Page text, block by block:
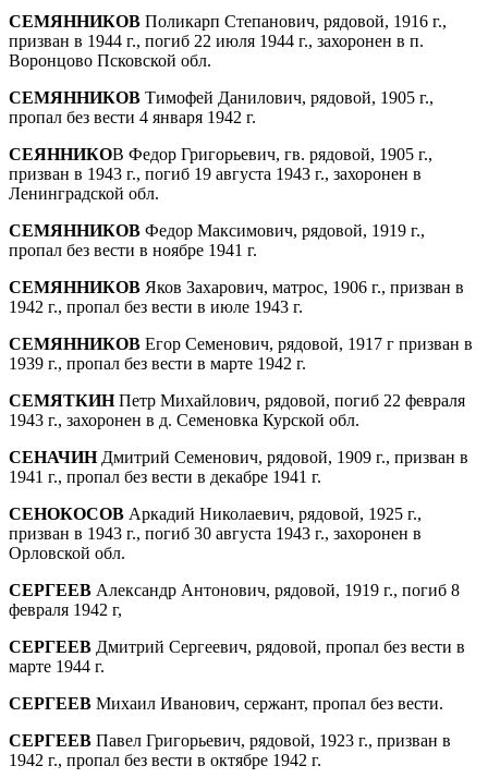
СЕМЯННИКОВ Поликарп Степанович, рядовой, 1916 г.,
призван в 1944 г., погиб 22 июля 1944 г., захоронен в п.
Воронцово Псков­ской обл.
СЕМЯННИКОВ Тимофей Данилович, рядовой, 1905 г.,
пропал без вести 4 января 1942 г.
СЕЯННИКОВ Федор Григорьевич, гв. рядо­вой, 1905 г.,
призван в 1943 г., погиб 19 августа 1943 г., захоронен в
Ленинградской обл.
СЕМЯННИКОВ Федор Максимович, рядовой, 1919 г.,
пропал без вести в ноябре 1941 г.
СЕМЯННИКОВ Яков Захарович, матрос, 1906 г., призван в
1942 г., пропал без вести в июле 1943 г.
СЕМЯННИКОВ Егор Семенович, рядовой, 1917 г призван в
1939 г., пропал без вести в марте 1942 г.
СЕМЯТКИНПетр Михайлович, рядовой, погиб 22 февраля
1943 г., захоронен в д. Семеновка Курской обл.
СЕНАЧИН Дмитрий Семенович, рядовой, 1909 г., призван в
1941 г., пропал без вести в декабре 1941 г.
СЕНОКОСОВ Аркадий Николаевич, рядовой, 1925 г.,
призван в 1943 г., погиб 30 августа 1943 г., захоронен в
Орловской обл.
СЕРГЕЕВ Александр Антонович, рядовой, 1919 г., погиб 8
февраля 1942 г,
СЕРГЕЕВ Дмитрий Сергеевич, рядовой, пропал без вести в
марте 1944 г.
СЕРГЕЕВ Михаил Иванович, сержант, пропал без вести.
СЕРГЕЕВ Павел Григорьевич, рядовой, 1923 г., призван в
1942 г., пропал без вести в октяб­ре 1942 г.